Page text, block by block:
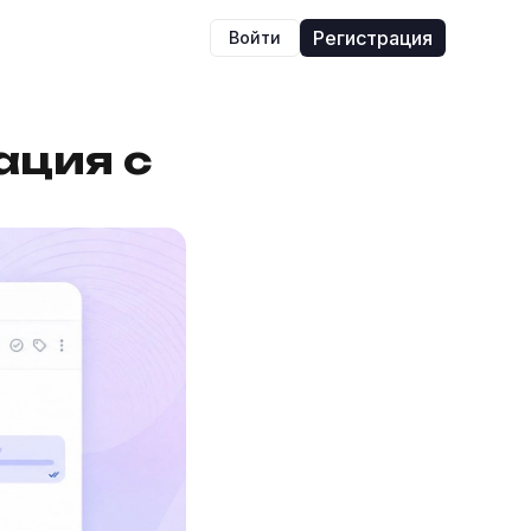
Войти Регистрация
с